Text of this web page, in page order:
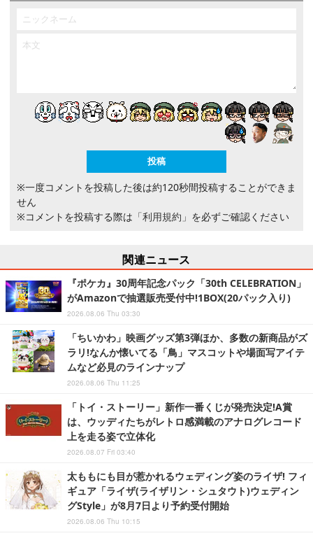
※一度コメントを投稿した後は約120秒間投稿することができま
せん
※コメントを投稿する際は 「利用規約」 を必ずご確認ください
関連ニュース
『ポケカ』30周年記念パック「30th CELEBRATION」
がAmazonで抽選販売受付中!1BOX(20パック入り)
2026.08.06 Thu 03:30
「ちいかわ」映画グッズ第3弾ほか、多数の新商品がズ
ラリ!なんか懐いてる「鳥」マスコットや場面写アイテ
ムなど必見のラインナップ
2026.08.06 Thu 11:25
「トイ・ストーリー」新作一番くじが発売決定!A賞
は、ウッディたちがレトロ感満載のアナログレコード
上を走る姿で立体化
2026.08.07 Fri 03:40
太ももにも目が惹かれるウェディング姿のライザ! フィ
ギュア「ライザ(ライザリン・シュタウト)ウェディン
グStyle」が8月7日より予約受付開始
2026.08.06 Thu 10:15